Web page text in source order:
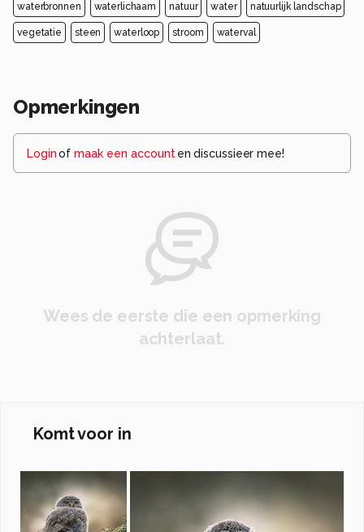
waterbronnen waterlichaam natuur water natuurlijk landschap
vegetatie steen waterloop stroom waterval
Opmerkingen
Loginof maak een account en discussieer mee!
Wees de eerste die een opmerking
achterlaat.
Komt voor in